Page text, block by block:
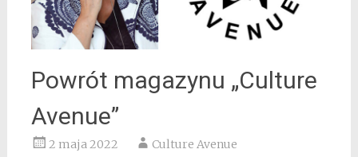
Powrót magazynu „Culture
Avenue”
2 maja 2022 Culture Avenue